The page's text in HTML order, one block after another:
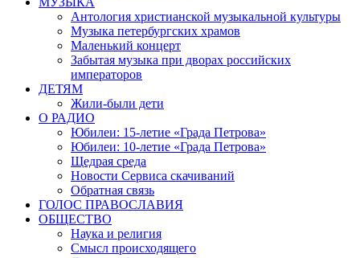
Антология христианской музыкальной культуры
Музыка петербургских храмов
Маленький концерт
Забытая музыка при дворах российских
императоров
ДЕТЯМ
Жили-были дети
О РАДИО
Юбилеи: 15-летие «Града Петрова»
Юбилеи: 10-летие «Града Петрова»
Щедрая среда
Новости Сервиса скачиваний
Обратная связь
ГОЛОС ПРАВОСЛАВИЯ
ОБЩЕСТВО
Наука и религия
Смысл происходящего